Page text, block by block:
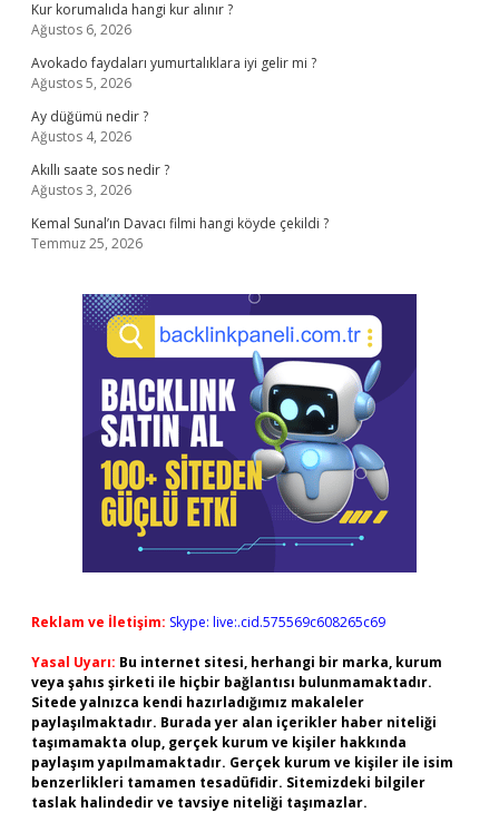
Kur korumalıda hangi kur alınır ?
Ağustos 6, 2026
Avokado faydaları yumurtalıklara iyi gelir mi ?
Ağustos 5, 2026
Ay düğümü nedir ?
Ağustos 4, 2026
Akıllı saate sos nedir ?
Ağustos 3, 2026
Kemal Sunal’ın Davacı filmi hangi köyde çekildi ?
Temmuz 25, 2026
Reklam ve İletişim: Skype: live:.cid.575569c608265c69
Yasal Uyarı: Bu internet sitesi, herhangi bir marka, kurum
veya şahıs şirketi ile hiçbir bağlantısı bulunmamaktadır.
Sitede yalnızca kendi hazırladığımız makaleler
paylaşılmaktadır. Burada yer alan içerikler haber niteliği
taşımamakta olup, gerçek kurum ve kişiler hakkında
paylaşım yapılmamaktadır. Gerçek kurum ve kişiler ile isim
benzerlikleri tamamen tesadüfidir. Sitemizdeki bilgiler
taslak halindedir ve tavsiye niteliği taşımazlar.